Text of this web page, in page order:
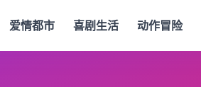
爱情都市 喜剧生活 动作冒险